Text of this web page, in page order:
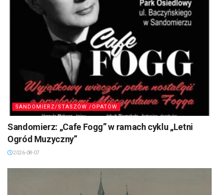
SANDOMIERZ/STASZÓW /OPATÓW
Sandomierz: „Cafe Fogg” w ramach cyklu „Letni
Ogród Muzyczny”
2026-08-07